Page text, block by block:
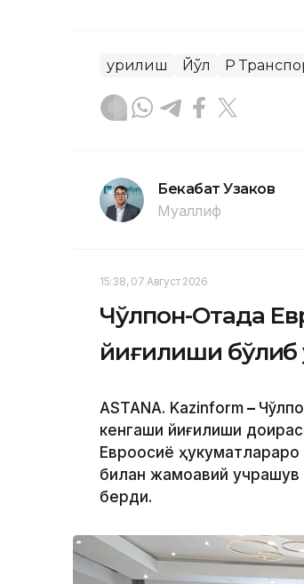
Қурилиш Йўл ҚР
Бекабат Узаков
Муаллиф
15:38, 07 Август 2026
Чўлпон-Отада
йиғилиши бўлиб
ASTANA. Kazinform –
кенгаши йиғилиши
Евроосиё
билан жамоавий учрашув
берди.